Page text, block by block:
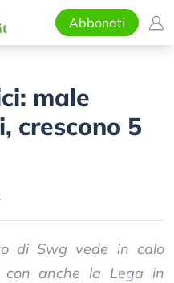
Abbonati
male
crescono 5
di Swg vede in calo
con anche la Lega in